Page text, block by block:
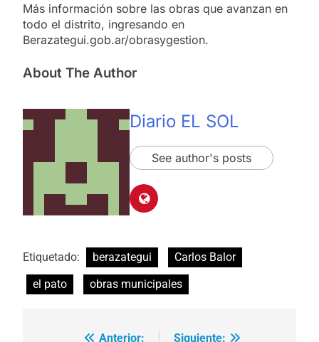
Más información sobre las obras que avanzan en
todo el distrito, ingresando en
Berazategui.gob.ar/obrasygestion.
About The Author
Diario EL SOL
See author's posts
Etiquetado: berazategui
Carlos Balor
el pato
obras municipales
Anterior:
Siguiente: